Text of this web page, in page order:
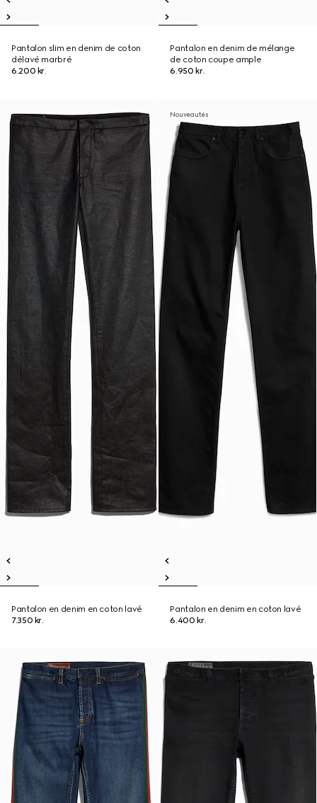
Pantalon slim en denim de coton
délavé marbré
6.200 kr.
Pantalon en denim de mélange
de coton coupe ample
6.950 kr.
Pantalon en denim en coton lavé
7.350 kr.
Nouveautés
Pantalon en denim en coton lavé
6.400 kr.